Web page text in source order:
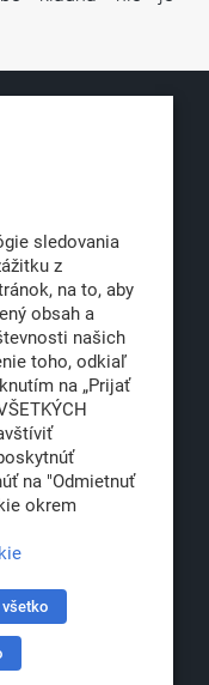
2026
sledovania
z
na to, aby
obsah a
našich
toho, odkiaľ
na „Prijať
na "Odmietnuť
okrem